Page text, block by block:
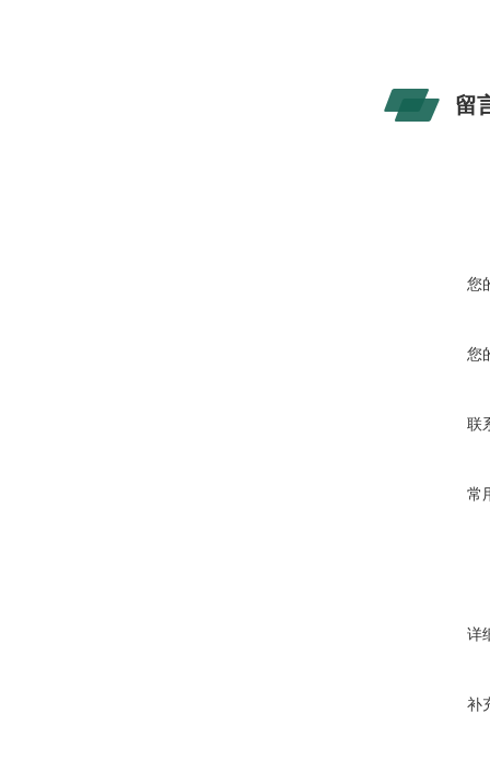
留
您
您
联
常
详
补